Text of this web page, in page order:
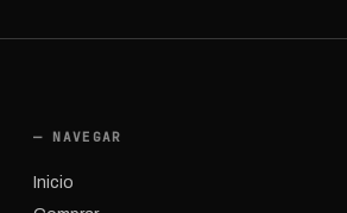
— NAVEGAR
Inicio